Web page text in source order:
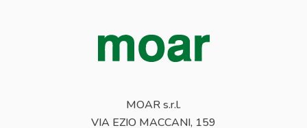
MOAR s.r.l.
VIA EZIO MACCANI, 159